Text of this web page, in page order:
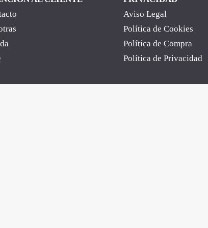
Aviso Legal
Política de Cookies
Política de Compra
Política de Privacidad